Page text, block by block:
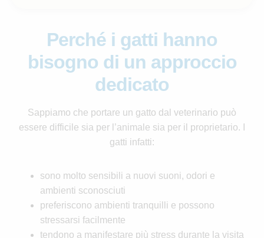
Perché i gatti hanno
bisogno di un approccio
dedicato
Sappiamo che portare un gatto dal veterinario può
essere difficile sia per l’animale sia per il proprietario. I
gatti infatti:
sono molto sensibili a nuovi suoni, odori e
ambienti sconosciuti
preferiscono ambienti tranquilli e possono
stressarsi facilmente
tendono a manifestare più stress durante la visita